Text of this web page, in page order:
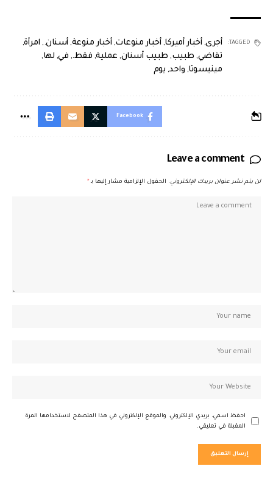
TAGGED: أجرى, أخبار أميركا, أخبار منوعات, أخبار منوعة, أسنان., امرأة,
تقاضي, طبيب, طبيب أسنان, عملية, فقط., في, لها,
مينيسوتا, واحد, يوم
Facebook
Leave a comment
لن يتم نشر عنوان بريدك الإلكتروني. الحقول الإلزامية مشار إليها بـ *
احفظ اسمي، بريدي الإلكتروني، والموقع الإلكتروني في هذا المتصفح لاستخدامها المرة
المقبلة في تعليقي.